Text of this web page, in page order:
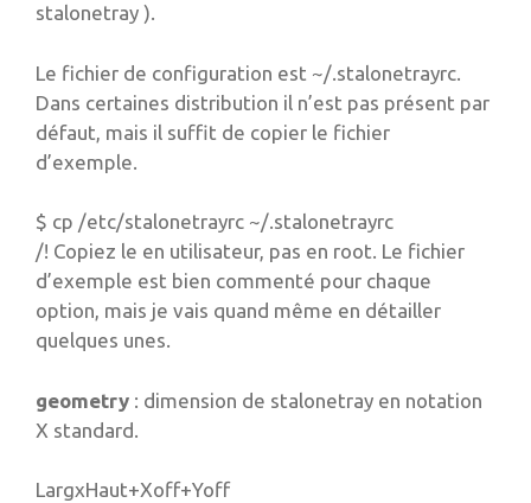
stalonetray ).
Le fichier de configuration est ~/.stalonetrayrc.
Dans certaines distribution il n’est pas présent par
défaut, mais il suffit de copier le fichier
d’exemple.
$ cp /etc/stalonetrayrc ~/.stalonetrayrc
/! Copiez le en utilisateur, pas en root. Le fichier
d’exemple est bien commenté pour chaque
option, mais je vais quand même en détailler
quelques unes.
geometry : dimension de stalonetray en notation
X standard.
LargxHaut+Xoff+Yoff